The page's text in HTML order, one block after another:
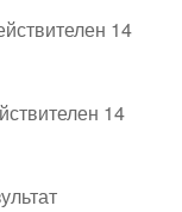
14
14